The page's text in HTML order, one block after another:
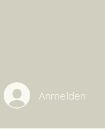
Anmelden